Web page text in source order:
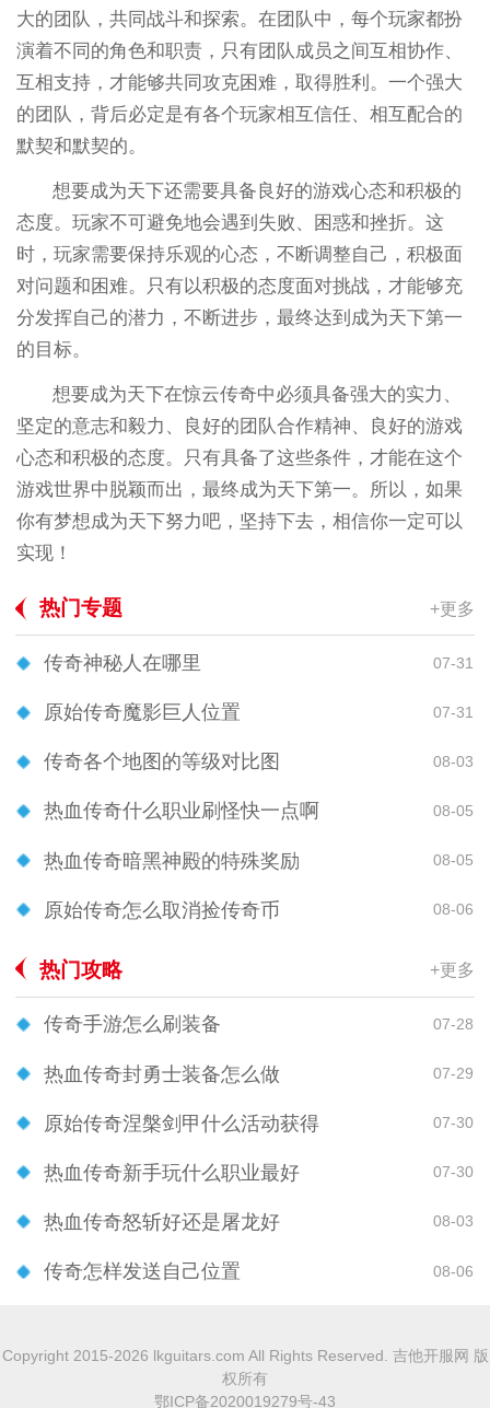
大的团队，共同战斗和探索。在团队中，每个玩家都扮
演着不同的角色和职责，只有团队成员之间互相协作、
互相支持，才能够共同攻克困难，取得胜利。一个强大
的团队，背后必定是有各个玩家相互信任、相互配合的
默契和默契的。
想要成为天下还需要具备良好的游戏心态和积极的
态度。玩家不可避免地会遇到失败、困惑和挫折。这
时，玩家需要保持乐观的心态，不断调整自己，积极面
对问题和困难。只有以积极的态度面对挑战，才能够充
分发挥自己的潜力，不断进步，最终达到成为天下第一
的目标。
想要成为天下在惊云传奇中必须具备强大的实力、
坚定的意志和毅力、良好的团队合作精神、良好的游戏
心态和积极的态度。只有具备了这些条件，才能在这个
游戏世界中脱颖而出，最终成为天下第一。所以，如果
你有梦想成为天下努力吧，坚持下去，相信你一定可以
实现！
热门专题 +更多
传奇神秘人在哪里 07-31
原始传奇魔影巨人位置 07-31
传奇各个地图的等级对比图 08-03
热血传奇什么职业刷怪快一点啊 08-05
热血传奇暗黑神殿的特殊奖励 08-05
原始传奇怎么取消捡传奇币 08-06
热门攻略 +更多
传奇手游怎么刷装备 07-28
热血传奇封勇士装备怎么做 07-29
原始传奇涅槃剑甲什么活动获得 07-30
热血传奇新手玩什么职业最好 07-30
热血传奇怒斩好还是屠龙好 08-03
传奇怎样发送自己位置 08-06
Copyright 2015-2026 lkguitars.com All Rights Reserved. 吉他开服网 版
权所有
鄂ICP备2020019279号-43